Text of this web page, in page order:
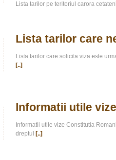
Lista tarilor pe teritoriul carora
Lista tarilor care
Lista tarilor care solicita viza este
[..]
Informatii utile vize
Informatii utile vize Constitutia
dreptul
[..]